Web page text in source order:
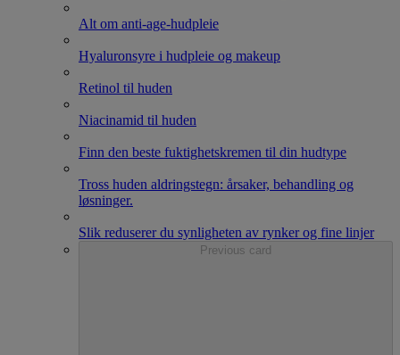
Alt om anti-age-hudpleie
Hyaluronsyre i hudpleie og makeup
Retinol til huden
Niacinamid til huden
Finn den beste fuktighetskremen til din hudtype
Tross huden aldringstegn: årsaker, behandling og
løsninger.
Slik reduserer du synligheten av rynker og fine linjer
Previous card